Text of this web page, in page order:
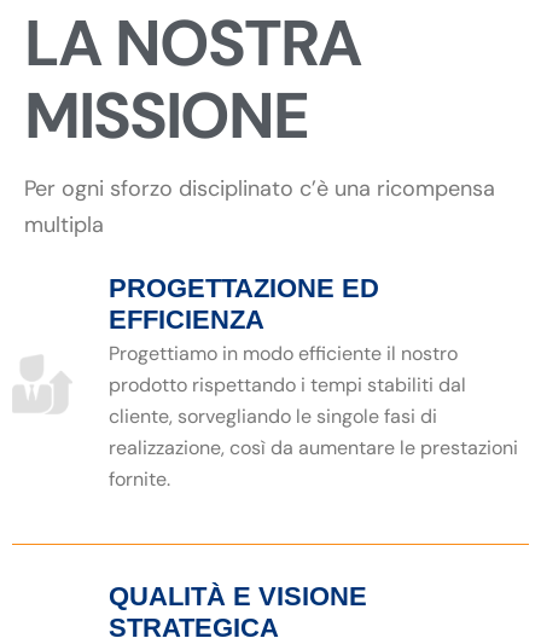
LA NOSTRA
MISSIONE
Per ogni sforzo disciplinato c’è una ricompensa
multipla
PROGETTAZIONE ED
EFFICIENZA
Progettiamo in modo efficiente il nostro
prodotto rispettando i tempi stabiliti dal
cliente, sorvegliando le singole fasi di
realizzazione, così da aumentare le prestazioni
fornite.
QUALITÀ E VISIONE
STRATEGICA